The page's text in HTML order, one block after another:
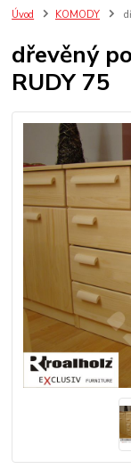
Úvod KOMODY
dřevěný
RUDY 75